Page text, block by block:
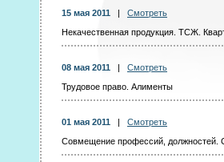
15 мая 2011
Смотреть
Некачественная продукция. ТСЖ.
08 мая 2011
Смотреть
Трудовое право. Алименты
01 мая 2011
Смотреть
Совмещение профессий, должностей.